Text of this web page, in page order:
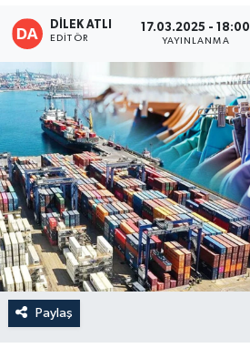
DİLEK ATLI
EDITÖR
17.03.2025 - 18:00
YAYINLANMA
Paylaş